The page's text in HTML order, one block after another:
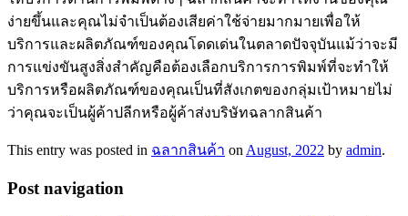
ง่ายขึ้นและคุณไม่จำเป็นต้องเสียค่าใช้จ่ายมากมายเพื่อให้
บริการและผลิตภัณฑ์ของคุณโดดเด่นในตลาดปัจจุบันแม้ว่าจะมี
การแข่งขันสูงสิ่งสำคัญคือต้องเลือกบริการการพิมพ์ที่จะทำให้
บริการหรือผลิตภัณฑ์ของคุณเป็นที่สังเกตของกลุ่มเป้าหมายไม่
ว่าคุณจะเป็นผู้ค้าปลีกหรือผู้ค้าส่งบริษัทฉลากสินค้า
This entry was posted in ฉลากสินค้า on August, 2022 by admin.
Post navigation